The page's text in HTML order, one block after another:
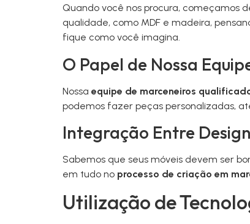
Quando você nos procura, começamos
qualidade, como MDF e madeira,
fique como você imagina.
O Papel de Nossa
Nossa equipe de marceneiros
podemos fazer peças personalizadas,
Integração Entre
Sabemos que seus móveis devem ser
em tudo no processo de criação em
Utilização de